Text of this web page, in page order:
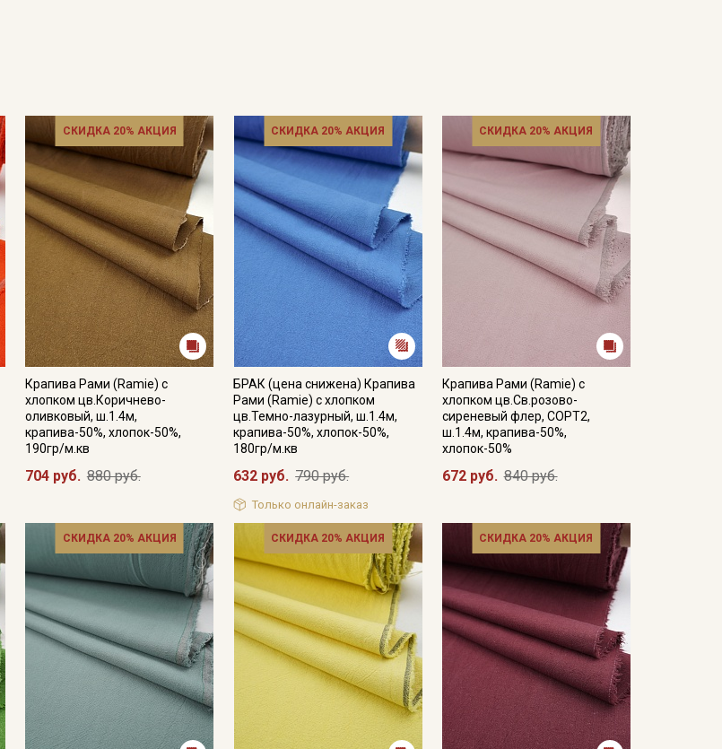
СКИДКА 20% АКЦИЯ
Крапива Рами (Ramie) с
хлопком цв.Коричнево-
оливковый, ш.1.4м,
крапива-50%, хлопок-50%,
190гр/м.кв
704 руб. 880 руб.
СКИДКА 20% АКЦИЯ
БРАК (цена снижена) Крапива
Рами (Ramie) с хлопком
цв.Темно-лазурный, ш.1.4м,
крапива-50%, хлопок-50%,
180гр/м.кв
632 руб. 790 руб.
Только онлайн-заказ
СКИДКА 20% АКЦИЯ
Крапива Рами (Ramie) с
хлопком цв.Св.розово-
сиреневый флер, СОРТ2,
ш.1.4м, крапива-50%,
хлопок-50%
672 руб. 840 руб.
СКИДКА 20% АКЦИЯ СКИДКА 20% АКЦИЯ СКИДКА 20% АКЦИЯ
рассылка от
Купава
здесь дополнительные
и скидки до 30% на узкие
категории тканей
почта
Подписаться
Согласие на обработку персональных
на получение рекламных и
рассылок